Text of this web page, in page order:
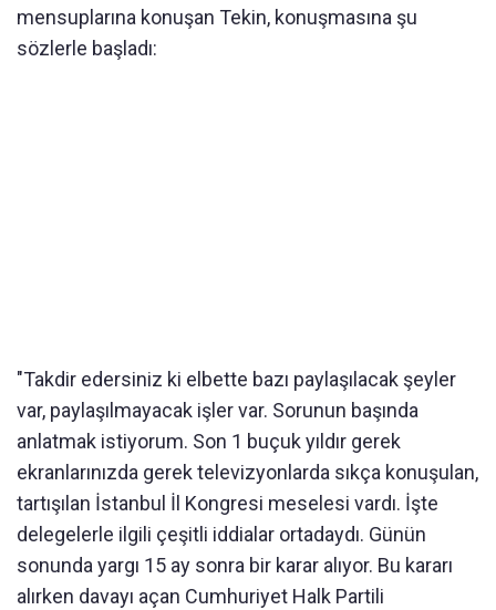
mensuplarına konuşan Tekin, konuşmasına şu
sözlerle başladı:
"Takdir edersiniz ki elbette bazı paylaşılacak şeyler
var, paylaşılmayacak işler var. Sorunun başında
anlatmak istiyorum. Son 1 buçuk yıldır gerek
ekranlarınızda gerek televizyonlarda sıkça konuşulan,
tartışılan İstanbul İl Kongresi meselesi vardı. İşte
delegelerle ilgili çeşitli iddialar ortadaydı. Günün
sonunda yargı 15 ay sonra bir karar alıyor. Bu kararı
alırken davayı açan Cumhuriyet Halk Partili